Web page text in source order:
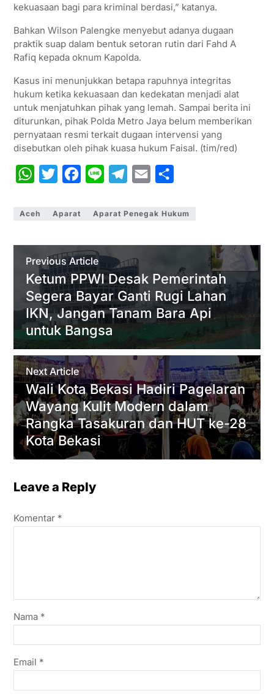
kekuasaan bagi para kriminal berdasi,” katanya.
Bahkan Wilson Palengke menyebut adanya dugaan
praktik suap dalam bentuk setoran rutin dari Fahd A
Rafiq kepada oknum Kapolda.
Kasus ini menunjukkan betapa rapuhnya integritas
hukum ketika kekuasaan dan kedekatan menjadi alat
untuk menjatuhkan pihak yang lemah. Sampai berita ini
diturunkan, pihak Polda Metro Jaya belum memberikan
pernyataan resmi terkait dugaan intervensi yang
disebutkan oleh pihak kuasa hukum Faisal. (tim/red)
W
a
s
A
p
p
i
t
e
r
b
o
o
k
n
l
g
r
a
m
a
l
a
e
Aceh Aparat Aparat Penegak Hukum
Previous Article
Ketum PPWI Desak Pemerintah
Segera Bayar Ganti Rugi Lahan
IKN, Jangan Tanam Bara Api
untuk Bangsa
Next Article
Wali Kota Bekasi Hadiri Pagelaran
Wayang Kulit Modern dalam
Rangka Tasakuran dan HUT ke-28
Kota Bekasi
Leave a Reply
Komentar *
Nama *
Email *